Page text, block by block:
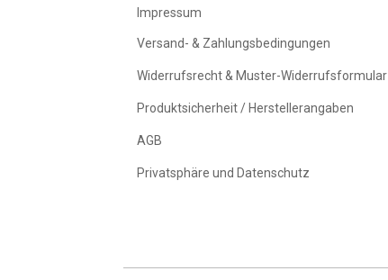
Impressum
Versand- & Zahlungsbedingungen
Widerrufsrecht & Muster-Widerrufsformular
Produktsicherheit / Herstellerangaben
AGB
Privatsphäre und Datenschutz